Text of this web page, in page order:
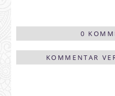
0
KOMMENTAR